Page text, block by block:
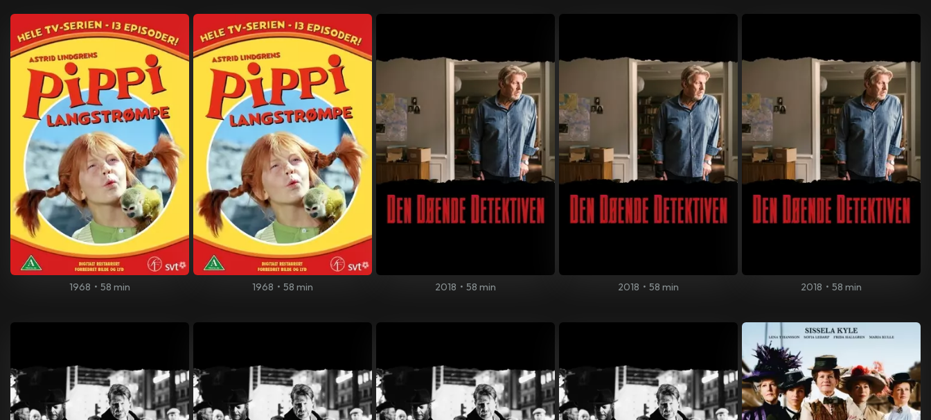
1968 • 58 min 1968 • 58 min 2018 • 58 min 2018 • 58 min 2018 • 58 min